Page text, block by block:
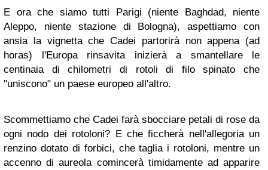
E ora che siamo tutti Parigi (niente Baghdad, niente
Aleppo, niente stazione di Bologna), aspettiamo con
ansia la vignetta che Cadei partorirà non appena (ad
horas) l'Europa rinsavita inizierà a smantellare le
centinaia di chilometri di rotoli di filo spinato che
"uniscono" un paese europeo all'altro.
Scommettiamo che Cadei farà sbocciare petali di rose da
ogni nodo dei rotoloni? E che ficcherà nell'allegoria un
renzino dotato di forbici, che taglia i rotoloni, mentre un
accenno di aureola comincerà timidamente ad apparire